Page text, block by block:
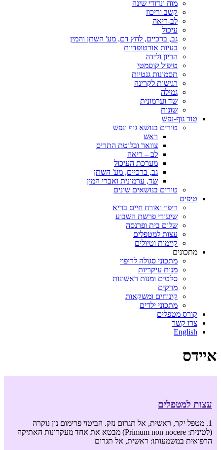
מוח ונדודי שינה
קשב וריכוז
לב-ריאה
עיכול
גב, ברכיים, לחץ דם, מע' השתן והמין
בעיות אורטופדיות
הריון ולידה
טיפול קוסמטי
תסמונות גנטיות
רגישות לקרינה
גמילה
שד וערמונית
שונות
טור גוף-נפש
טורים בנושא גוף ונפש
ראש
צוואר ובלוטת התריס
לב – ריאה
מערכת העיכול
גב, ברכיים, מע' השתן
שד, ערמונית ואברי המין
טורים בנושאים שונים
טיפים
ריפוי ואורח חיים בריא
שיעורי פרשת השבוע
שלום בית ופרנסה
עצות למטפלים
קיימות וטיולים
מתכונים
מתכוני סגולה לריפוי
מנות עיקריות
סלטים ומנות ראשונות
מרקים
קינוחים ומשקאות
מתכוני ילדים
קורס מטפלים
צרו קשר
English
איידס
עצות למטפלים
1. מטפל יקר, ראשית, אל תגרום נזק. הביטוי פרימום נון נוקרה
(לטינית: Primum non nocere) מבטא את אחד מעקרונות האתיקה
הרפואית במשמעותו: ראשית, אל תגרום